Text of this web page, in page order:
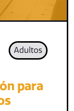
Adultos
para